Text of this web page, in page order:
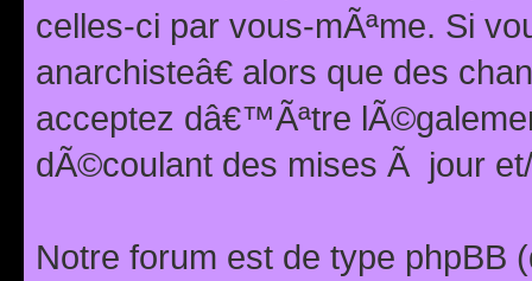
celles-ci par vous-mÃªme. Si
anarchisteâ€ alors que des
acceptez dâ€™Ãªtre
dÃ©coulant des mises Ã jour
Notre forum est de type phpBB